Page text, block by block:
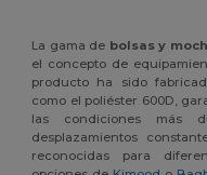
La gama de bolsas y
el concepto de
producto ha sido
como el poliéster 600D,
las condiciones más
desplazamientos
reconocidas para